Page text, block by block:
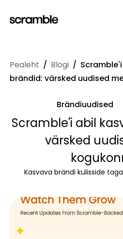
Nõuete
Brändi
Pealeht / Blogi /
brändid: värsked uudised
Brändiuudised
Scramble'i abil
värsked
Kasvava brändi kulisside